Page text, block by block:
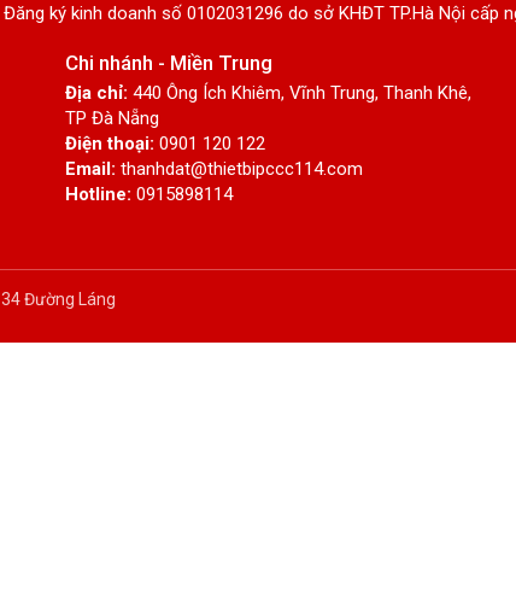
Đăng ký kinh doanh số 0102031296 do sở KHĐT TP.Hà Nội cấp
Chi nhánh - Miền Trung
Địa chỉ: 440 Ông Ích Khiêm, Vĩnh Trung, Thanh Khê,
TP Đà Nẵng
Điện thoại: 0901 120 122
Email: thanhdat@thietbipccc114.com
Hotline: 0915898114
Đường Láng